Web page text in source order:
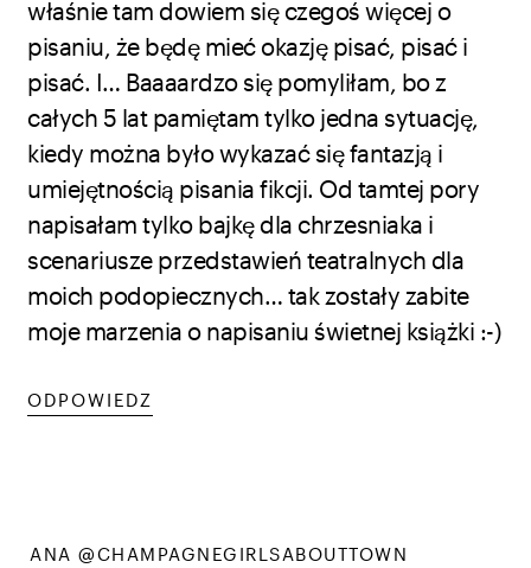
właśnie tam dowiem się czegoś więcej o
pisaniu, że będę mieć okazję pisać, pisać i
pisać. I… Baaaardzo się pomyliłam, bo z
całych 5 lat pamiętam tylko jedna sytuację,
kiedy można było wykazać się fantazją i
umiejętnością pisania fikcji. Od tamtej pory
napisałam tylko bajkę dla chrzesniaka i
scenariusze przedstawień teatralnych dla
moich podopiecznych… tak zostały zabite
moje marzenia o napisaniu świetnej książki :-)
ODPOWIEDZ
ANA @CHAMPAGNEGIRLSABOUTTOWN